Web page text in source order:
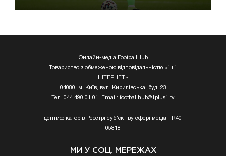
Онлайн-медіа FootballHub
Товариство з обмеженою відповідальністю «1+1
ІНТЕРНЕТ»
04080, м. Київ, вул. Кирилівська, буд. 23
Тел. 044 490 01 01, Email: footballhub@1plus1.tv
Ідентифікатор в Реєстрі суб’єктіву сфері медіа - R40-
05818
МИ У СОЦ. МЕРЕЖАХ